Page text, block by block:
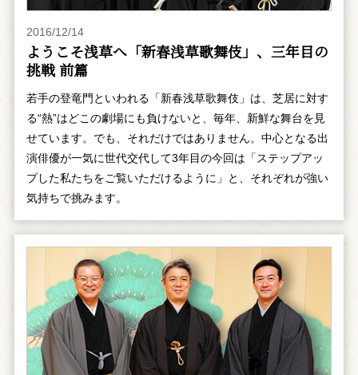
2016/12/14
ようこそ浅草へ「新春浅草歌舞伎」、三年目の
挑戦 前篇
若手の登竜門といわれる「新春浅草歌舞伎」は、芝居に対す
る“熱”はどこの劇場にも負けないと、毎年、新鮮な舞台を見
せています。でも、それだけではありません。中心となる出
演俳優が一気に世代交代して3年目の今回は「ステップアッ
プした私たちをご覧いただけるように」と、それぞれが強い
気持ちで挑みます。